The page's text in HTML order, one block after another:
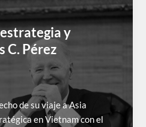
y
C. Pérez
de su viaje a Asia
en Vietnam con el